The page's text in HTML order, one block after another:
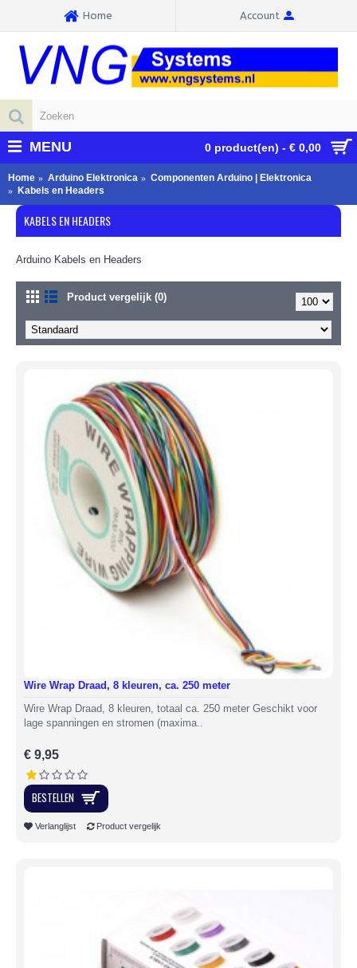
Home Account
0 product(en) - € 0,00
MENU
Home Arduino Elektronica
Componenten Arduino | Elektronica
Kabels en Headers
KABELS EN HEADERS
Arduino Kabels en Headers
Product vergelijk (0)
Wire Wrap Draad, 8 kleuren, ca. 250 meter
Wire Wrap Draad, 8 kleuren, totaal ca. 250 meter Geschikt voor
lage spanningen en stromen (maxima..
€ 9,95
BESTELLEN
Verlanglijst Product vergelijk